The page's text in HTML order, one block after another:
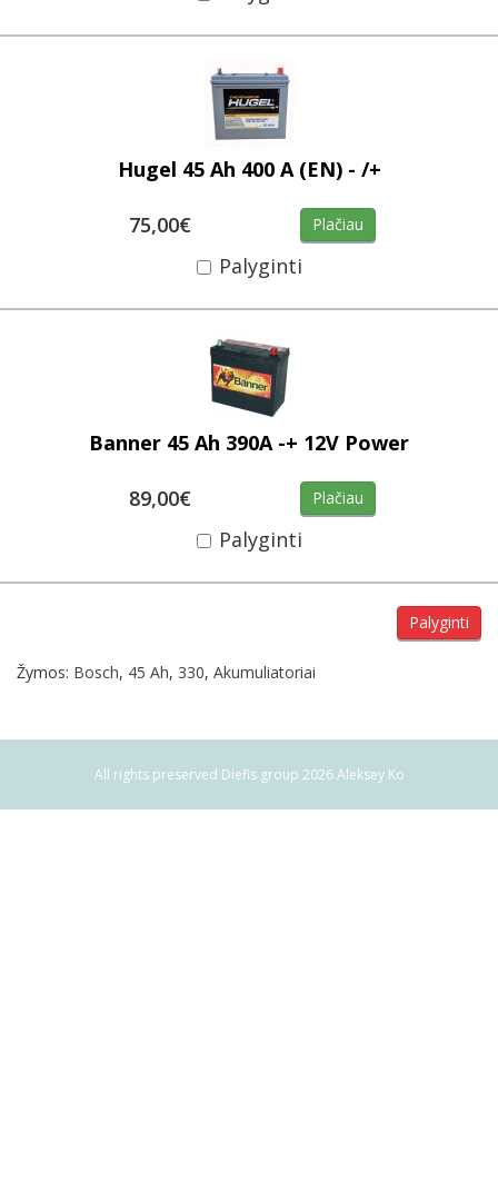
Hugel 45 Ah 400 A (EN) - /+
75,00€ Plačiau
Palyginti
Banner 45 Ah 390A -+ 12V Power
89,00€ Plačiau
Palyginti
Palyginti
Žymos: Bosch, 45 Ah, 330, Akumuliatoriai
All rights preserved Diefis group 2026 Aleksey Ko